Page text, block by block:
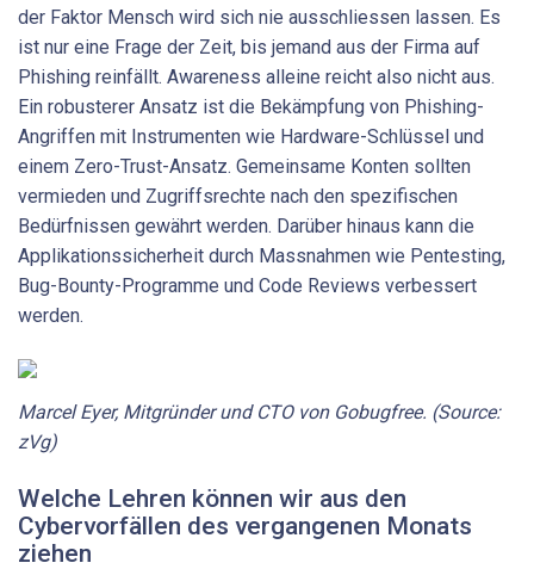
der Faktor Mensch wird sich nie ausschliessen lassen. Es
ist nur eine Frage der Zeit, bis jemand aus der Firma auf
Phishing reinfällt. Awareness alleine reicht also nicht aus.
Ein robusterer Ansatz ist die Bekämpfung von Phishing-
Angriffen mit Instrumenten wie Hardware-Schlüssel und
einem Zero-Trust-Ansatz. Gemeinsame Konten sollten
vermieden und Zugriffsrechte nach den spezifischen
Bedürfnissen gewährt werden. Darüber hinaus kann die
Applikationssicherheit durch Massnahmen wie Pentesting,
Bug-Bounty-Programme und Code Reviews verbessert
werden.
Marcel Eyer, Mitgründer und CTO von Gobugfree. (Source:
zVg)
Welche Lehren können wir aus den
Cybervorfällen des vergangenen Monats
ziehen